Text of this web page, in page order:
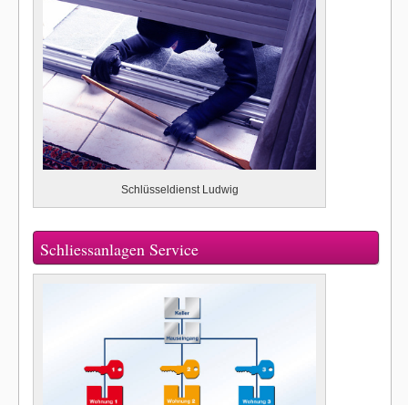
Schlüsseldienst Ludwig
Schliessanlagen Service